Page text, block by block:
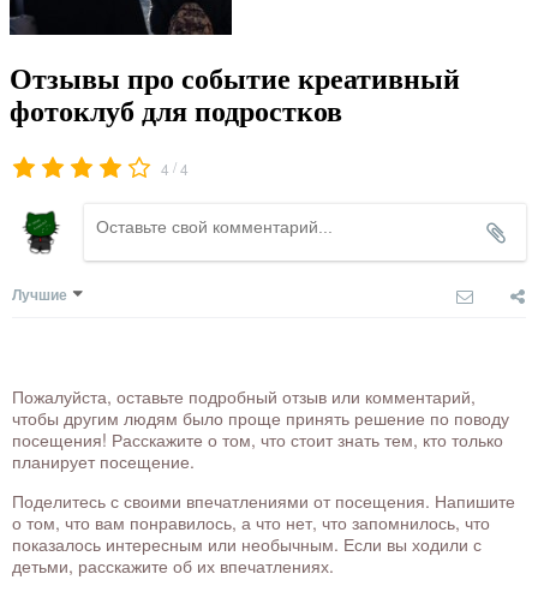
Отзывы про событие креативный
фотоклуб для подростков
4 /4
Лучшие
Пожалуйста, оставьте подробный отзыв или комментарий,
чтобы другим людям было проще принять решение по поводу
посещения! Расскажите о том, что стоит знать тем, кто только
планирует посещение.
Поделитесь с своими впечатлениями от посещения. Напишите
о том, что вам понравилось, а что нет, что запомнилось, что
показалось интересным или необычным. Если вы ходили с
детьми, расскажите об их впечатлениях.